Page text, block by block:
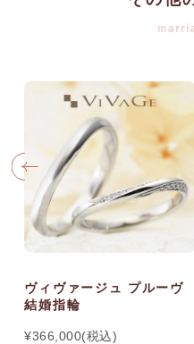
ヴィヴァージュ プルーヴ
結婚指輪
¥366,000(税込)